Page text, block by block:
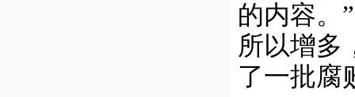
的内容。
所以增多
了一批腐